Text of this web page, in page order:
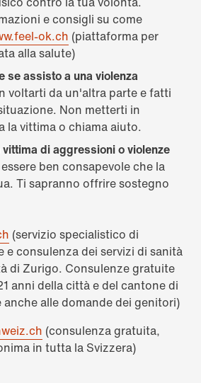
e consigli su come
ok.ch (piattaforma per
alla salute)
se assisto a una violenza
voltarti da un'altra parte e fatti
Non metterti in
la vittima o chiama aiuto.
di aggressioni o violenze
ben consapevole che la
Ti sapranno offrire sostegno
(servizio specialistico di
e consulenza dei servizi di sanità
di Zurigo. Consulenze gratuite
anni della città e del cantone di
alle domande dei genitori)
(consulenza gratuita,
in tutta la Svizzera)